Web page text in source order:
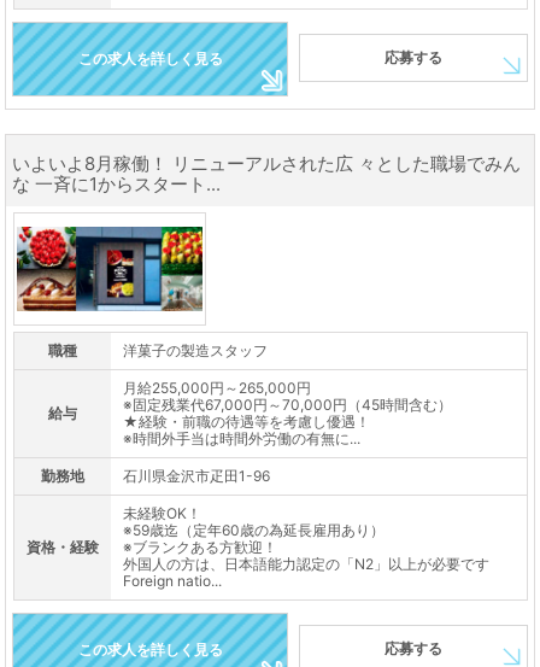
この求人を詳しく見る 応募する
いよいよ8月稼働！ リニューアルされた広 々とした職場でみん
な 一斉に1からスタート...
職種 洋菓子の製造スタッフ
給与
月給255,000円～265,000円
※固定残業代67,000円～70,000円（45時間含む）
★経験・前職の待遇等を考慮し優遇！
※時間外手当は時間外労働の有無に...
勤務地 石川県金沢市疋田1-96
資格・経験
未経験OK！
※59歳迄（定年60歳の為延長雇用あり）
※ブランクある方歓迎！
外国人の方は、日本語能力認定の「N2」以上が必要です
Foreign natio...
この求人を詳しく見る 応募する